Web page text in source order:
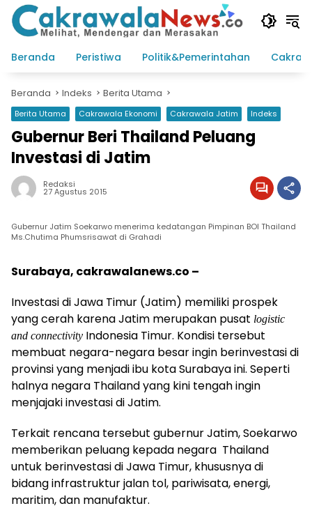
Langsung
konten
Beranda
Peristiwa Politik&Pemerintahan
Beranda Indeks Berita Utama
Berita Utama Cakrawala Ekonomi Cakrawala Jatim Indeks
Gubernur Beri Thailand Peluang
Investasi di Jatim
Redaksi
27 Agustus 2015
Gubernur Jatim Soekarwo menerima kedatangan Pimpinan BOI Thailand
Ms.Chutima Phumsrisawat di Grahadi
Surabaya, cakrawalanews.co –
Investasi di Jawa Timur (Jatim) memiliki prospek
yang cerah karena Jatim merupakan pusat logistic
and connectivity Indonesia Timur. Kondisi tersebut
membuat negara-negara besar ingin berinvestasi di
provinsi yang menjadi ibu kota Surabaya ini. Seperti
halnya negara Thailand yang kini tengah ingin
menjajaki investasi di Jatim.
Terkait rencana tersebut gubernur Jatim, Soekarwo
memberikan peluang kepada negara Thailand
untuk berinvestasi di Jawa Timur, khususnya di
bidang infrastruktur jalan tol, pariwisata, energi,
maritim, dan manufaktur.